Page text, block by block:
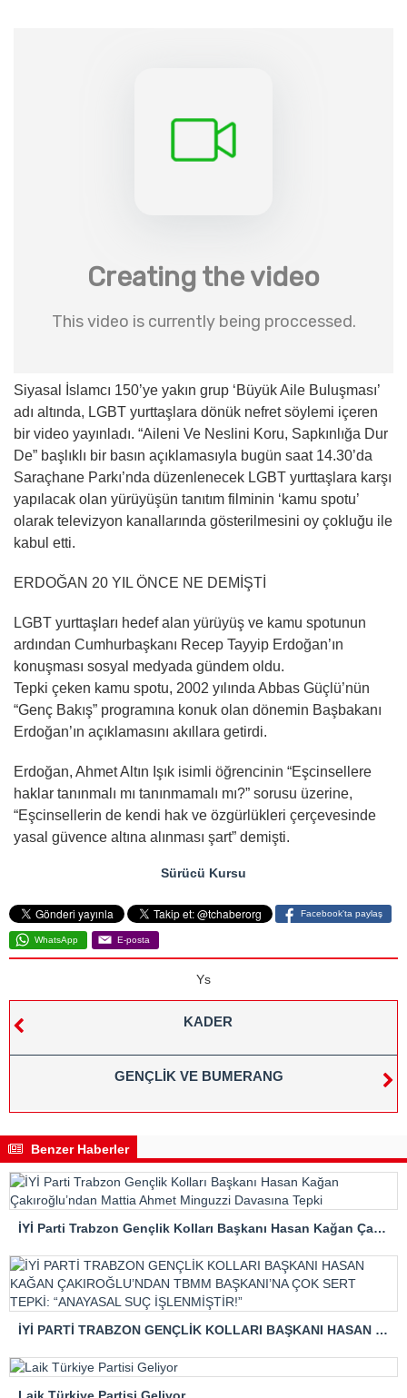
Siyasal İslamcı 150’ye yakın grup ‘Büyük Aile Buluşması’
adı altında, LGBT yurttaşlara dönük nefret söylemi içeren
bir video yayınladı. “Aileni Ve Neslini Koru, Sapkınlığa Dur
De” başlıklı bir basın açıklamasıyla bugün saat 14.30’da
Saraçhane Parkı’nda düzenlenecek LGBT yurttaşlara karşı
yapılacak olan yürüyüşün tanıtım filminin ‘kamu spotu’
olarak televizyon kanallarında gösterilmesini oy çokluğu ile
kabul etti.
ERDOĞAN 20 YIL ÖNCE NE DEMİŞTİ
LGBT yurttaşları hedef alan yürüyüş ve kamu spotunun
ardından Cumhurbaşkanı Recep Tayyip Erdoğan’ın
konuşması sosyal medyada gündem oldu.
Tepki çeken kamu spotu, 2002 yılında Abbas Güçlü’nün
“Genç Bakış” programına konuk olan dönemin Başbakanı
Erdoğan’ın açıklamasını akıllara getirdi.
Erdoğan, Ahmet Altın Işık isimli öğrencinin “Eşcinsellere
haklar tanınmalı mı tanınmamalı mı?” sorusu üzerine,
“Eşcinsellerin de kendi hak ve özgürlükleri çerçevesinde
yasal güvence altına alınması şart” demişti.
Sürücü Kursu
Facebook'ta paylaş
WhatsApp E-posta
Ys
KADER
GENÇLİK VE BUMERANG
Benzer Haberler
İYİ Parti Trabzon Gençlik Kolları Başkanı Hasan Kağan Çakıroğlu’ndan Mattia Ahmet Minguzzi Davasına Tepki
İYİ PARTİ TRABZON GENÇLİK KOLLARI BAŞKANI HASAN KAĞAN ÇAKIROĞLU’NDAN TBMM BAŞKANI’NA ÇOK SERT TEPKİ: “ANAYASAL SUÇ İŞLENMİŞTİR!”